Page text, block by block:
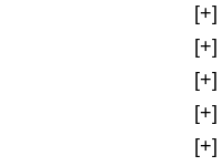
[+]
[+]
[+]
[+]
[+]